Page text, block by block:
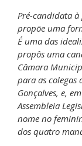
Pré-candidata
propõe uma
É uma das
propôs uma
Câmara
para as colegas
Gonçalves, e,
Assembleia
nome no
dos quatro